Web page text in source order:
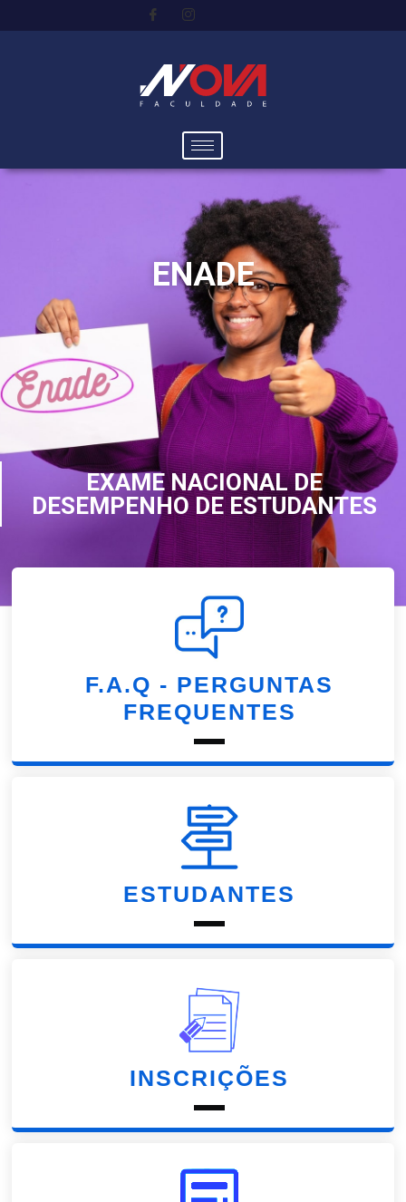
ENADE
EXAME NACIONAL DE
DESEMPENHO DE ESTUDANTES
F.A.Q - PERGUNTAS
FREQUENTES
ESTUDANTES
INSCRIÇÕES